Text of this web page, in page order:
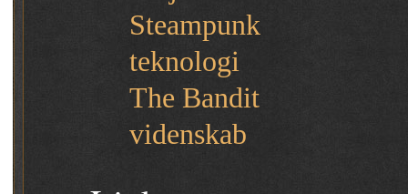
Steampunk
teknologi
The Bandit
videnskab